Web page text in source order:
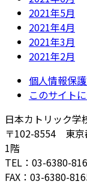
2021年5月
2021年4月
2021年3月
2021年2月
個人情報保
このサイト
日本カトリック学
〒102-8554 東京
1階
TEL：03-6380-
FAX：03-6380-